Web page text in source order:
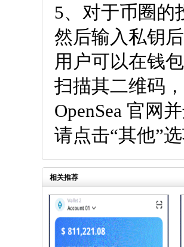
5、对于币圈的
然后输入私钥
用户可以在钱
扫描其二维码
OpenSea 官网
请点击“其他”
相关推荐